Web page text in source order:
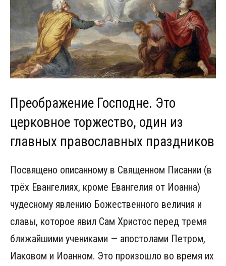
Преображение Господне. Это
церковное торжество, один из
главных православных праздников
Посвящено описанному в Священном Писании (в
трёх Евангелиях, кроме Евангелия от Иоанна)
чудесному явлению Божественного величия и
славы, которое явил Сам Христос перед тремя
ближайшими учениками — апостолами Петром,
Иаковом и Иоанном. Это произошло во время их